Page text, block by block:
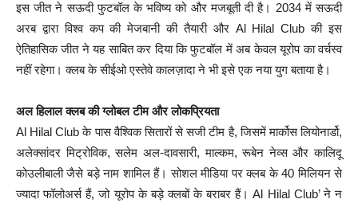
इस जीत ने सऊदी फुटबॉल के भविष्य को और मजबूती दी है। 2034 में सऊदी
अरब द्वारा विश्व कप की मेजबानी की तैयारी और Al Hilal Club की इस
ऐतिहासिक जीत ने यह साबित कर दिया कि फुटबॉल में अब केवल यूरोप का वर्चस्व
नहीं रहेगा। क्लब के सीईओ एस्तेवे कालज़ादा ने भी इसे एक नया युग बताया है।
अल हिलाल क्लब की ग्लोबल टीम और लोकप्रियता
Al Hilal Club के पास वैश्विक सितारों से सजी टीम है, जिसमें मार्कोस लियोनार्डो,
अलेक्सांदर मिट्रोविक, सलेम अल-दावसारी, माल्कम, रूबेन नेव्स और कालिदू
कोउलीबाली जैसे बड़े नाम शामिल हैं। सोशल मीडिया पर क्लब के 40 मिलियन से
ज्यादा फॉलोअर्स हैं, जो यूरोप के बड़े क्लबों के बराबर हैं। Al Hilal Club’ ने न